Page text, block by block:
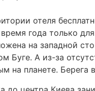
отеля
года только
на западной
Буге. А из-за
на планете.